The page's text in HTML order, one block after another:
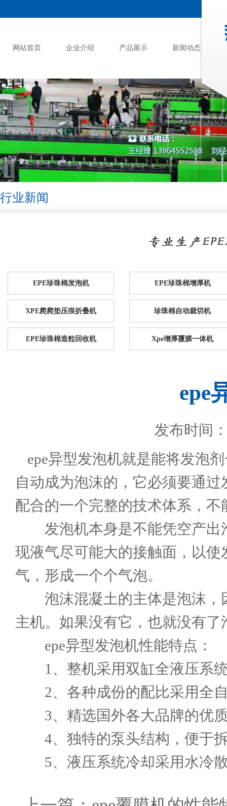
网站首页 企业介绍 产品展示 新闻动态
行业新闻
EPE珍珠棉发泡机 EPE珍珠棉增厚机
XPE爬爬垫压痕折叠机 珍珠棉自动裁切机
EPE珍珠棉造粒回收机 Xpe增厚覆膜一体机
epe
发布时间
epe异型发泡机就是能将发泡
自动成为泡沫的，它必须要通
配合的一个完整的技术体系，
发泡机本身是不能凭空产出
现液气尽可能大的接触面，以
气，形成一个个气泡。
泡沫混凝土的主体是泡沫，
主机。如果没有它，也就没有了
epe异型发泡机性能特点：
1、整机采用双缸全液压系统
2、各种成份的配比采用全自
3、精选国外各大品牌的优质
4、独特的泵头结构，便于
5、液压系统冷却采用水冷散